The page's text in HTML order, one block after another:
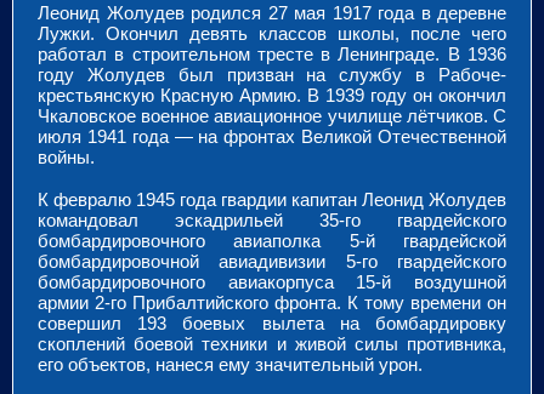
Леонид Жолудев родился 27 мая 1917 года в деревне
Лужки. Окончил девять классов школы, после чего
работал в строительном тресте в Ленинграде. В 1936
году Жолудев был призван на службу в Рабоче-
крестьянскую Красную Армию. В 1939 году он окончил
Чкаловское военное авиационное училище лётчиков. С
июля 1941 года — на фронтах Великой Отечественной
войны.
К февралю 1945 года гвардии капитан Леонид Жолудев
командовал эскадрильей 35-го гвардейского
бомбардировочного авиаполка 5-й гвардейской
бомбардировочной авиадивизии 5-го гвардейского
бомбардировочного авиакорпуса 15-й воздушной
армии 2-го Прибалтийского фронта. К тому времени он
совершил 193 боевых вылета на бомбардировку
скоплений боевой техники и живой силы противника,
его объектов, нанеся ему значительный урон.